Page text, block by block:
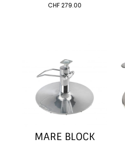
CHF279.00
MARE BLOCK